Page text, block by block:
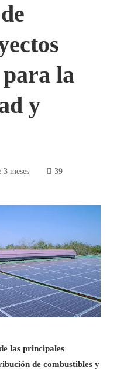
para la
y
3 meses 39
las principales
de combustibles y